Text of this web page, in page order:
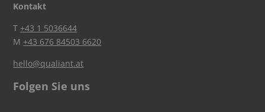
Kontakt
T+43 1 5036644
M+43 676 84503 6620
hello@qualiant.at
Folgen Sie uns